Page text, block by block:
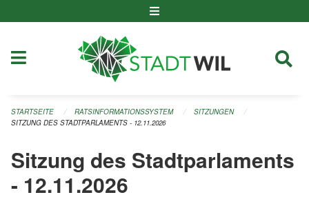
STARTSEITE RATSINFORMATIONSSYSTEM
SITZUNGEN
SITZUNG DES STADTPARLAMENTS - 12.11.2026
Sitzung des Stadtparlaments
- 12.11.2026